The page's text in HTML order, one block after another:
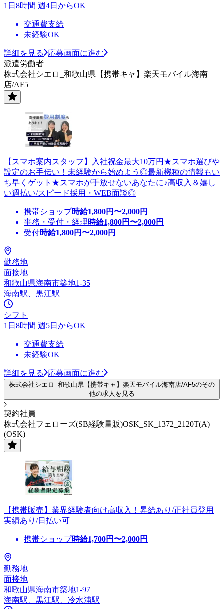
1日8時間 週4日からOK
交通費支給
未経験OK
詳細を見る
応募画面に進む
派遣労働者
株式会社シエロ_和歌山県【携帯キャ】楽天モバイル海南
店/AF5
【スマホ案内スタッフ】入社祝金最大10万円★スマホ選びや
設定のお手伝い！未経験から始めよう◎最新機種の情報もい
ち早くゲット★スマホが手放せないあなたに♪高収入＆嬉し
い週払い/スピード採用・WEB面談◎
携帯ショップ時給1,800円〜2,000円
事務・受付・経理時給1,800円〜2,000円
受付時給1,800円〜2,000円
勤務地
面接地
和歌山県海南市築地1-35
海南駅、黒江駅
シフト
1日8時間 週5日からOK
交通費支給
未経験OK
詳細を見る 応募画面に進む
株式会社シエロ_和歌山県【携帯キャ】楽天モバイル海南店/AF5のその
他の求人を見る
契約社員
株式会社フェローズ(SB経験量販)OSK_SK_1372_2120T(A)
(OSK)
【携帯販売】業界経験者向け高収入！昇給あり/正社員登用
実績あり/日払い可
携帯ショップ時給1,700円〜2,000円
勤務地
面接地
和歌山県海南市築地1-97
海南駅、黒江駅、冷水浦駅